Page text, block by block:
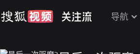
导航